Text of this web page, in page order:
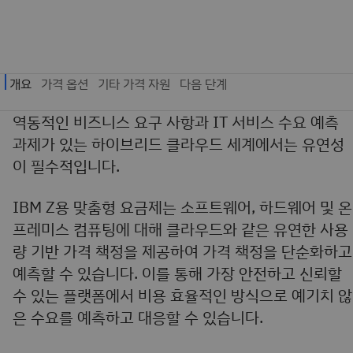
역동적인 비즈니스 요구 사항과 IT 서비스 수요 예측
과제가 있는 하이브리드 클라우드 세계에서는 유연성
이 필수적입니다.
IBM Z용 맞춤형 요금제는 소프트웨어, 하드웨어 및 온
프레미스 컴퓨팅에 대해 클라우드와 같은 유연한 사용
량 기반 가격 책정을 제공하여 가격 책정을 단순화하고
예측할 수 있습니다. 이를 통해 가장 안전하고 신뢰할
수 있는 플랫폼에서 비용 효율적인 방식으로 예기치 않
은 수요를 예측하고 대응할 수 있습니다.